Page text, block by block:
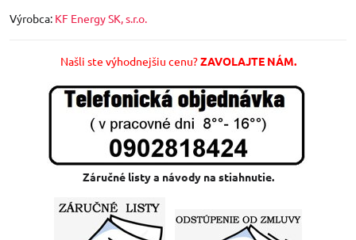
Výrobca: KF Energy SK, s.r.o.
Našli ste výhodnejšiu cenu?ZAVOLAJTE NÁM.
Záručné listy a návody na stiahnutie.